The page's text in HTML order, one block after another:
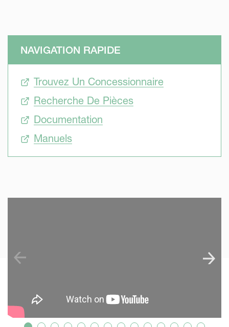
NAVIGATION RAPIDE
Trouvez Un Concessionnaire
Recherche De Pièces
Documentation
Manuels